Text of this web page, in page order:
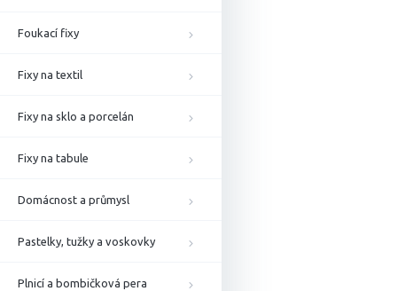
Foukací fixy
Fixy na textil
Fixy na sklo a porcelán
Fixy na tabule
Domácnost a průmysl
Pastelky, tužky a voskovky
Plnicí a bombičková pera